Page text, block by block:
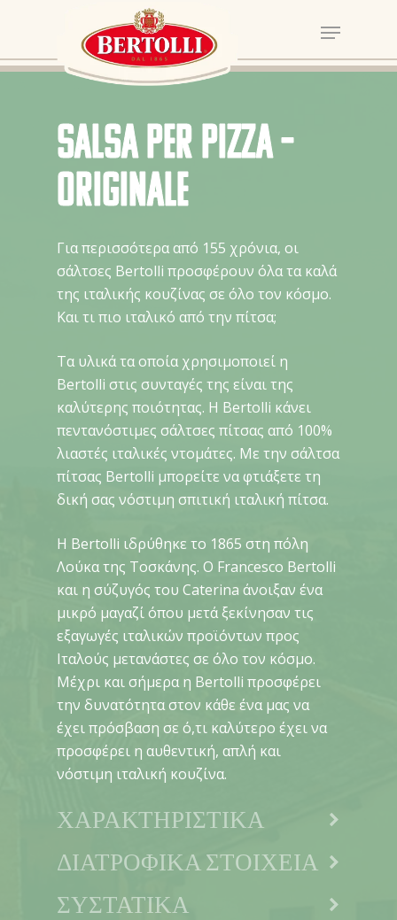
Salsa per Pizza –
Originale
Για περισσότερα από 155 χρόνια, οι
σάλτσες Bertolli προσφέρουν όλα τα καλά
της ιταλικής κουζίνας σε όλο τον κόσμο.
Και τι πιο ιταλικό από την πίτσα;
Τα υλικά τα οποία χρησιμοποιεί η
Bertolli στις συνταγές της είναι της
καλύτερης ποιότητας. Η Bertolli κάνει
πεντανόστιμες σάλτσες πίτσας από 100%
λιαστές ιταλικές ντομάτες. Με την σάλτσα
πίτσας Bertolli μπορείτε να φτιάξετε τη
δική σας νόστιμη σπιτική ιταλική πίτσα.
Η Bertolli ιδρύθηκε το 1865 στη πόλη
Λούκα της Τοσκάνης. Ο Francesco Bertolli
και η σύζυγός του Caterina άνοιξαν ένα
μικρό μαγαζί όπου μετά ξεκίνησαν τις
εξαγωγές ιταλικών προϊόντων προς
Ιταλούς μετανάστες σε όλο τον κόσμο.
Μέχρι και σήμερα η Bertolli προσφέρει
την δυνατότητα στον κάθε ένα μας να
έχει πρόσβαση σε ό,τι καλύτερο έχει να
προσφέρει η αυθεντική, απλή και
νόστιμη ιταλική κουζίνα.
ΧΑΡΑΚΤΗΡΙΣΤΙΚΑ
ΔΙΑΤΡΟΦΙΚΑ ΣΤΟΙΧΕΙΑ
ΣΥΣΤΑΤΙΚΑ